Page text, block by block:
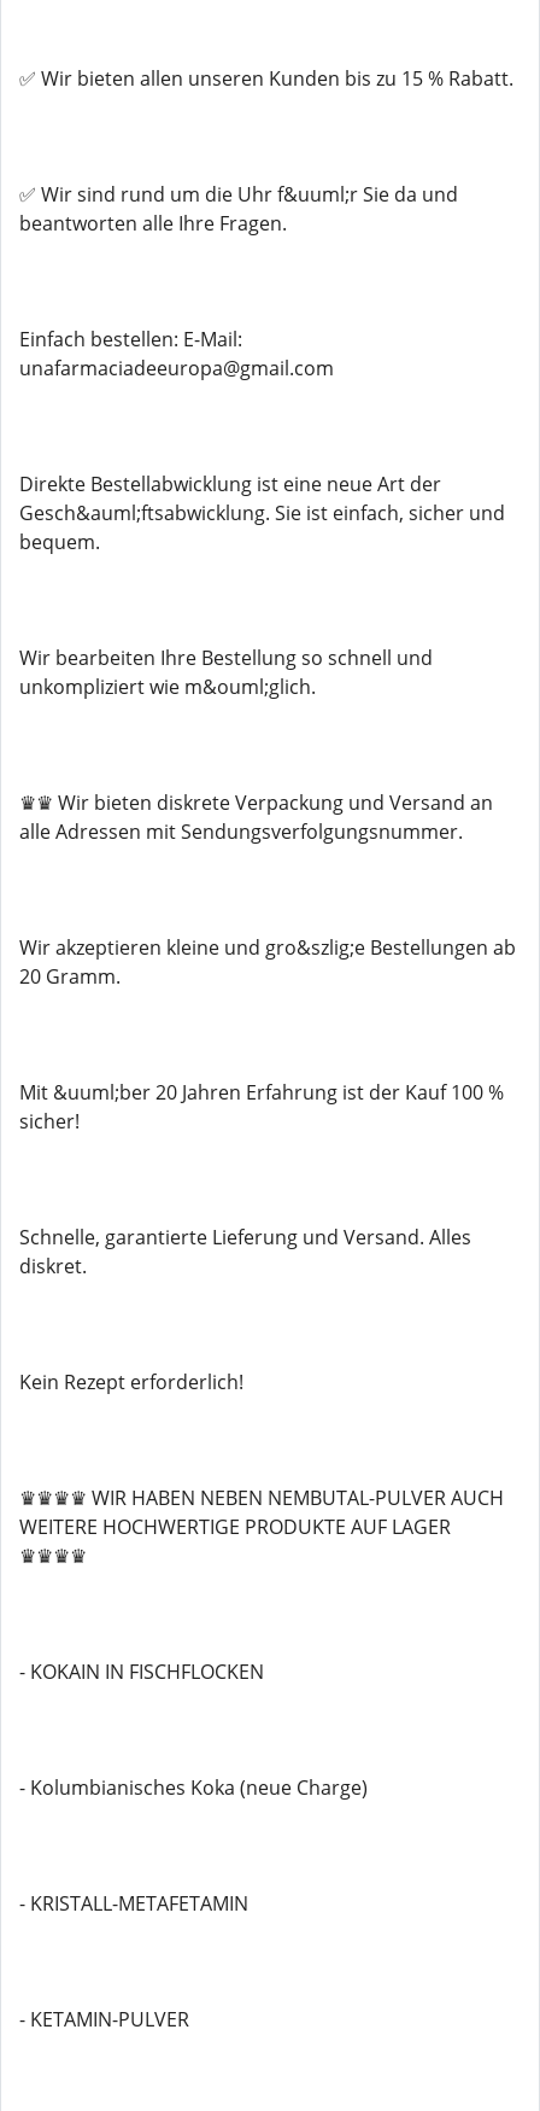
✅ Wir bieten allen unseren Kunden bis zu 15 % Rabatt.
✅ Wir sind rund um die Uhr f&uuml;r Sie da und
beantworten alle Ihre Fragen.
Einfach bestellen: E-Mail:
unafarmaciadeeuropa@gmail.com
Direkte Bestellabwicklung ist eine neue Art der
Gesch&auml;ftsabwicklung. Sie ist einfach, sicher und
bequem.
Wir bearbeiten Ihre Bestellung so schnell und
unkompliziert wie m&ouml;glich.
♛♛ Wir bieten diskrete Verpackung und Versand an
alle Adressen mit Sendungsverfolgungsnummer.
Wir akzeptieren kleine und gro&szlig;e Bestellungen ab
20 Gramm.
Mit &uuml;ber 20 Jahren Erfahrung ist der Kauf 100 %
sicher!
Schnelle, garantierte Lieferung und Versand. Alles
diskret.
Kein Rezept erforderlich!
♛♛♛♛ WIR HABEN NEBEN NEMBUTAL-PULVER AUCH
WEITERE HOCHWERTIGE PRODUKTE AUF LAGER
♛♛♛♛
- KOKAIN IN FISCHFLOCKEN
- Kolumbianisches Koka (neue Charge)
- KRISTALL-METAFETAMIN
- KETAMIN-PULVER